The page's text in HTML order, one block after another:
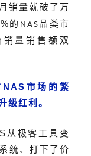
销量就破了万
的 NAS 品类市
量销售额双
NAS 市场的繁
级红利。
从极客工具变
统、打下了价